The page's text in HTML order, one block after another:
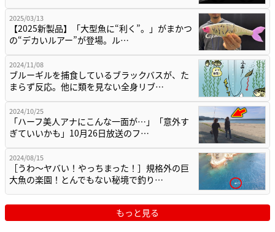
2025/03/13
【2025新製品】「大型魚に“利く”。」がまかつ
の“デカいルアー”が登場。ル…
2024/11/08
ブルーギルを捕食しているブラックバスが、た
まらず反応。他に類を見ない全身リブ…
2024/10/25
「ハーフ美人アナにこんな一面が…」「意外す
ぎていいかも」10月26日放送のフ…
2024/08/15
［うわ〜ヤバい！やっちまった！］規格外の巨
大魚の楽園！とんでもない秘境で釣り…
もっと見る